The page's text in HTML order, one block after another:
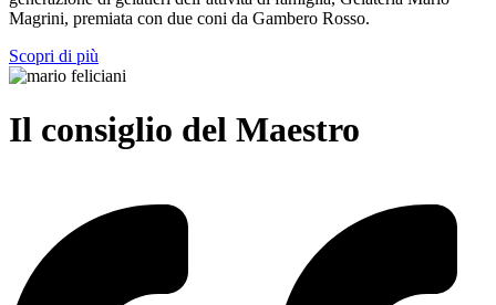
Magrini, premiata con due coni da Gambero Rosso.
Scopri di più
Il consiglio del Maestro